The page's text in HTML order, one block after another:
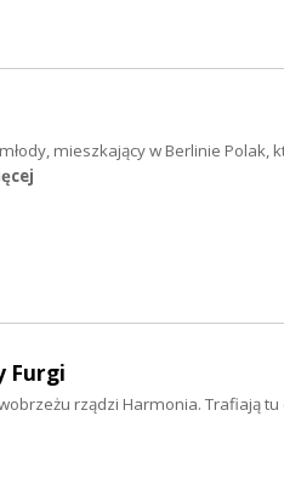
mieszkający w Berlinie Polak,
Furgi
rządzi Harmonia. Trafiają tu